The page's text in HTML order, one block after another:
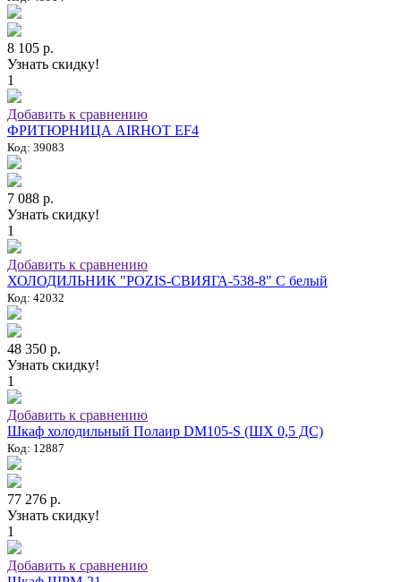
8 105 р.
Узнать скидку!
1
Добавить к сравнению
ФРИТЮРНИЦА AIRHOT EF4
Код: 39083
7 088 р.
Узнать скидку!
1
Добавить к сравнению
ХОЛОДИЛЬНИК "POZIS-СВИЯГА-538-8" C белый
Код: 42032
48 350 р.
Узнать скидку!
1
Добавить к сравнению
Шкаф холодильный Полаир DM105-S (ШХ 0,5 ДС)
Код: 12887
77 276 р.
Узнать скидку!
1
Добавить к сравнению